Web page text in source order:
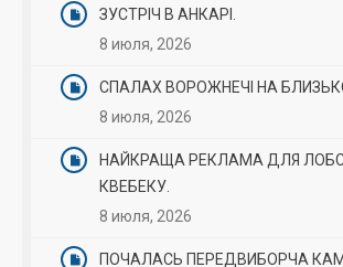
ЗУСТРІЧ В АНКАРІ.
8 июля, 2026
СПАЛАХ ВОРОЖНЕЧІ НА
8 июля, 2026
НАЙКРАЩА РЕКЛАМА ДЛЯ
КВЕБЕКУ.
8 июля, 2026
ПОЧАЛАСЬ ПЕРЕДВИБОРЧА